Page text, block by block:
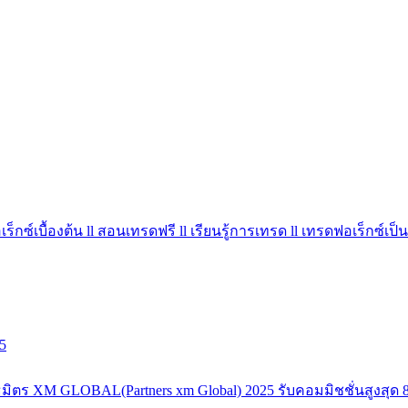
เร็กซ์เบื้องต้น ll สอนเทรดฟรี ll เรียนรู้การเทรด ll เทรดฟอเร็กซ์เป็
XM GLOBAL(Partners xm Global) 2025 รับคอมมิชชั่นสูงสุด